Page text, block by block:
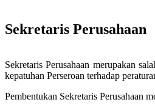
Sekretaris Perusahaan
Sekretaris Perusahaan merupakan
kepatuhan Perseroan terhadap
Pembentukan Sekretaris Perusahaan